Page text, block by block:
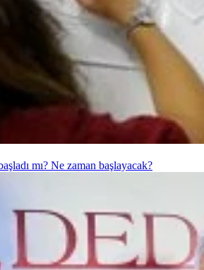
mı? Ne zaman başlayacak?